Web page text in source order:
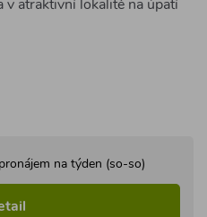
v atraktivní lokalitě na úpatí
na týden (so-so)